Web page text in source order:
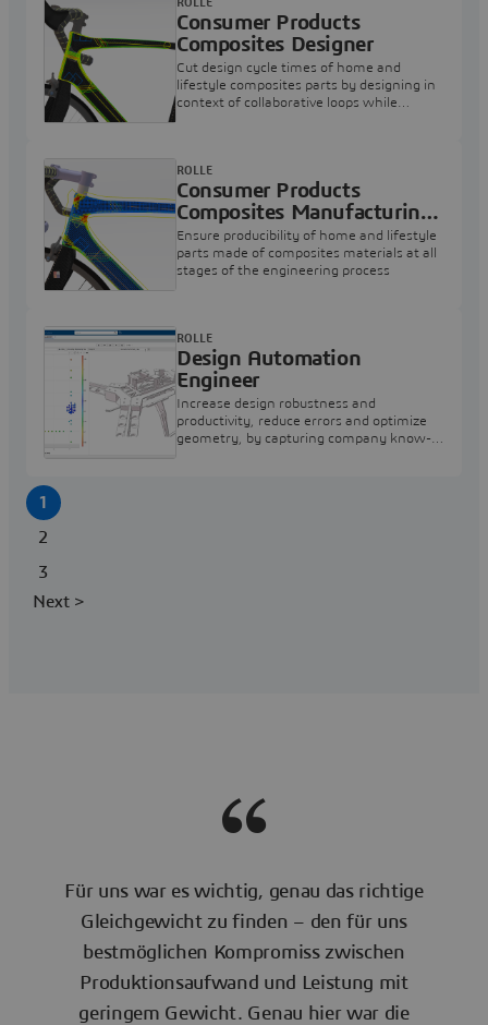
Consumer Products
Composites Designer
Cut design cycle times of home and
lifestyle composites parts by designing in
context of collaborative loops while
Consumer Products
Composites Manufacturing
Engineer
Ensure producibility of home and lifestyle
parts made of composites materials at all
stages of the engineering process
ROLLE
Design Automation
Engineer
Increase design robustness and
productivity, reduce errors and optimize
geometry, by capturing company know-
ROLLE
1
2
3
Next >
Für uns war es wichtig, genau das richtige
Gleichgewicht zu finden – den für uns
bestmöglichen Kompromiss zwischen
Produktionsaufwand und Leistung mit
geringem Gewicht. Genau hier war die